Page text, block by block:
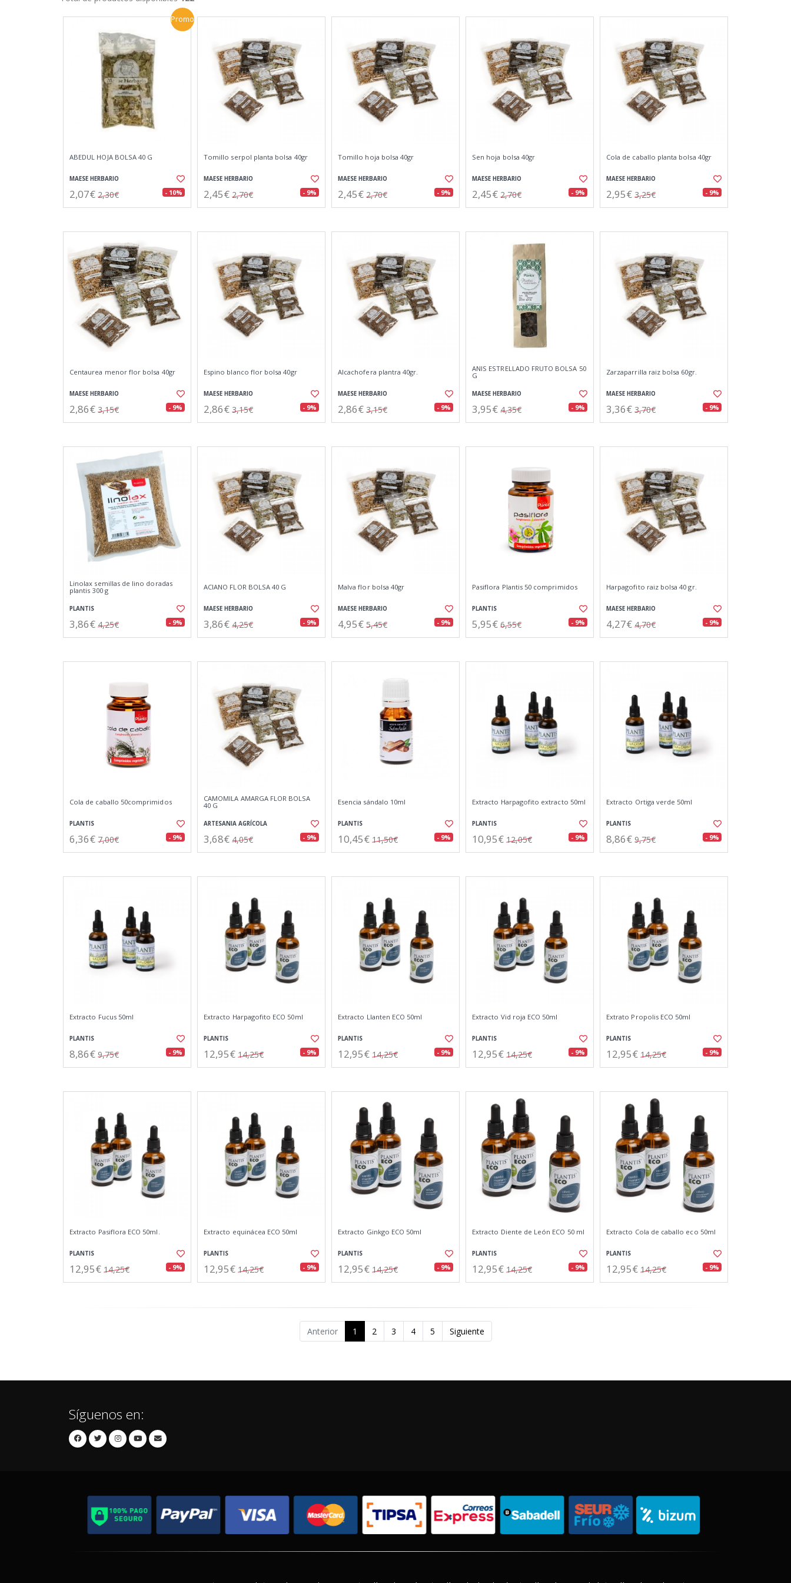
Promo
ABEDUL HOJA BOLSA 40 G
MAESE HERBARIO
2,07€ 2,30€ - 10%
Tomillo serpol planta bolsa 40gr
MAESE HERBARIO
2,45€ 2,70€ - 9%
Tomillo hoja bolsa 40gr
MAESE HERBARIO
2,45€ 2,70€ - 9%
Sen hoja bolsa 40gr
MAESE HERBARIO
2,45€ 2,70€ - 9%
Cola de caballo planta bolsa 40gr
MAESE HERBARIO
2,95€ 3,25€ - 9%
Centaurea menor flor bolsa 40gr
MAESE HERBARIO
2,86€ 3,15€ - 9%
Espino blanco flor bolsa 40gr
MAESE HERBARIO
2,86€ 3,15€ - 9%
Alcachofera plantra 40gr.
MAESE HERBARIO
2,86€ 3,15€ - 9%
ANIS ESTRELLADO FRUTO BOLSA 50
G
MAESE HERBARIO
3,95€ 4,35€ - 9%
Zarzaparrilla raiz bolsa 60gr.
MAESE HERBARIO
3,36€ 3,70€ - 9%
Linolax semillas de lino doradas
plantis 300 g
PLANTIS
3,86€ 4,25€ - 9%
ACIANO FLOR BOLSA 40 G
MAESE HERBARIO
3,86€ 4,25€ - 9%
Malva flor bolsa 40gr
MAESE HERBARIO
4,95€ 5,45€ - 9%
Pasiflora Plantis 50 comprimidos
PLANTIS
5,95€ 6,55€ - 9%
Harpagofito raiz bolsa 40 gr.
MAESE HERBARIO
4,27€ 4,70€ - 9%
Cola de caballo 50comprimidos
PLANTIS
6,36€ 7,00€ - 9%
CAMOMILA AMARGA FLOR BOLSA
40 G
ARTESANIA AGRÍCOLA
3,68€ 4,05€ - 9%
Esencia sándalo 10ml
PLANTIS
10,45€ 11,50€ - 9%
Extracto Harpagofito extracto 50ml
PLANTIS
10,95€ 12,05€ - 9%
Extracto Ortiga verde 50ml
PLANTIS
8,86€ 9,75€ - 9%
Extracto Fucus 50ml
PLANTIS
8,86€ 9,75€ - 9%
Extracto Harpagofito ECO 50ml
PLANTIS
12,95€ 14,25€ - 9%
Extracto Llanten ECO 50ml
PLANTIS
12,95€ 14,25€ - 9%
Extracto Vid roja ECO 50ml
PLANTIS
12,95€ 14,25€ - 9%
Extrato Propolis ECO 50ml
PLANTIS
12,95€ 14,25€ - 9%
Extracto Pasiflora ECO 50ml.
PLANTIS
12,95€ 14,25€ - 9%
Extracto equinácea ECO 50ml
PLANTIS
12,95€ 14,25€ - 9%
Extracto Ginkgo ECO 50ml
PLANTIS
12,95€ 14,25€ - 9%
Extracto Diente de León ECO 50 ml
PLANTIS
12,95€ 14,25€ - 9%
Extracto Cola de caballo eco 50ml
PLANTIS
12,95€ 14,25€ - 9%
Anterior 1 2 3 4 5 Siguiente
Síguenos en: